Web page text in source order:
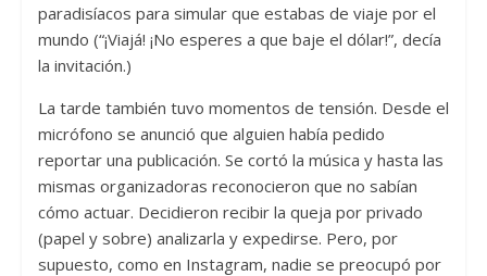
paradisíacos para simular que estabas de viaje por el
mundo (“¡Viajá! ¡No esperes a que baje el dólar!”, decía
la invitación.)
La tarde también tuvo momentos de tensión. Desde el
micrófono se anunció que alguien había pedido
reportar una publicación. Se cortó la música y hasta las
mismas organizadoras reconocieron que no sabían
cómo actuar. Decidieron recibir la queja por privado
(papel y sobre) analizarla y expedirse. Pero, por
supuesto, como en Instagram, nadie se preocupó por